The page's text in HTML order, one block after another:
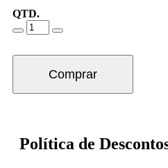
QTD.
Comprar
Política de